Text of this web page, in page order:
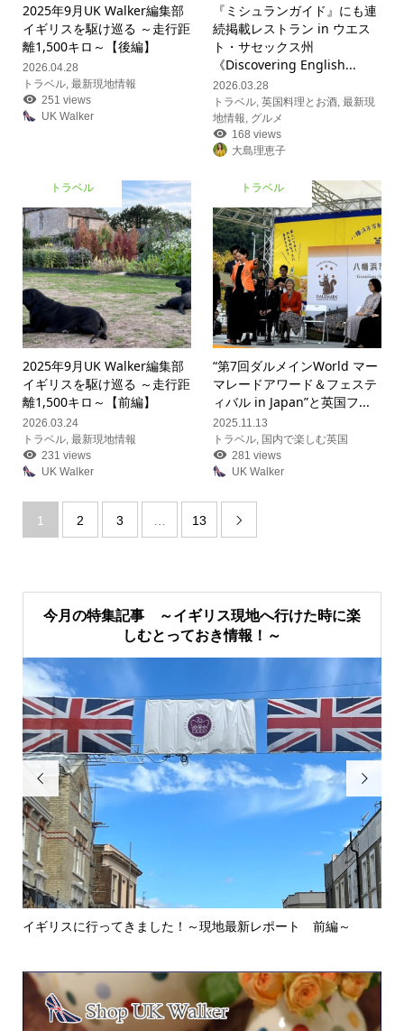
2025年9月UK Walker編集部
イギリスを駆け巡る ～走行距
離1,500キロ～【後編】
2026.04.28
トラベル, 最新現地情報
251 views
UK Walker
『ミシュランガイド』にも連
続掲載レストラン in ウエス
ト・サセックス州
《Discovering English...
2026.03.28
トラベル ,英国料理とお酒 ,最新現
地情報 グルメ
168 views
大島理恵子
トラベル
2025年9月UK Walker編集部
イギリスを駆け巡る ～走行距
離1,500キロ～【前編】
2026.03.24
トラベル, 最新現地情報
231 views
UK Walker
トラベル
“第7回ダルメインWorld マー
マレードアワード＆フェステ
ィバル in Japan”と英国フ...
2025.11.13
トラベル, 国内で楽しむ英国
281 views
UK Walker
1 2 3 … 13 
今月の特集記事 ～イギリス現地へ行けた時に楽
しむとっておき情報！～

イギリスに行ってきました！～現地最新レポート 前編～
